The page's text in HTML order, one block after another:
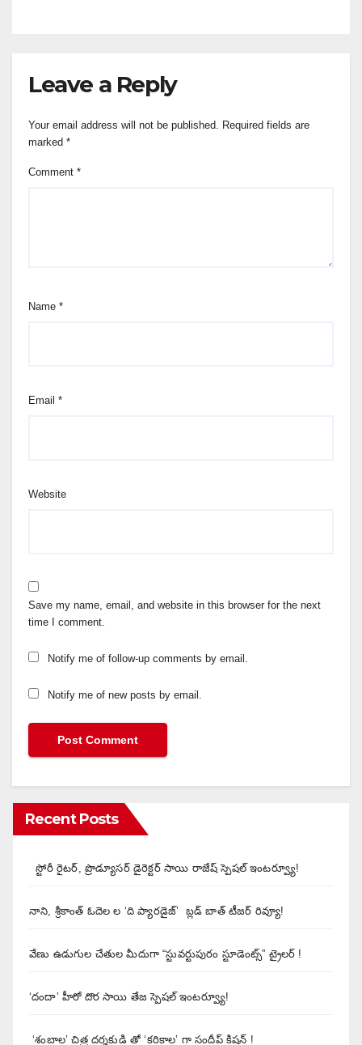
Leave a Reply
Your email address will not be published.
Required fields are
marked *
Comment *
Name *
Email *
Website
Save my name, email, and website in this browser for the next
time I comment.
Notify me of follow-up comments by email.
Notify me of new posts by email.
Recent Posts
స్టోరీ రైటర్, ప్రొడ్యూసర్ డైరెక్టర్ సాయి రాజేష్ స్పెషల్ ఇంటర్వ్యూ!
నాని, శ్రీకాంత్ ఓదెల ల ‘ది ప్యారడైజ్’ బ్లడ్ బాత్ టీజర్ రివ్యూ!
వేణు ఉడుగుల చేతుల మీదుగా “స్టువర్టుపురం స్టూడెంట్స్” ట్రైలర్ !
‘దందా’ హీరో దొర సాయి తేజ స్పెషల్ ఇంటర్వ్యూ!
‘శంబాల’ చిత్ర దర్శకుడి తో ‘కరికాల’ గా సందీప్ కిషన్ !